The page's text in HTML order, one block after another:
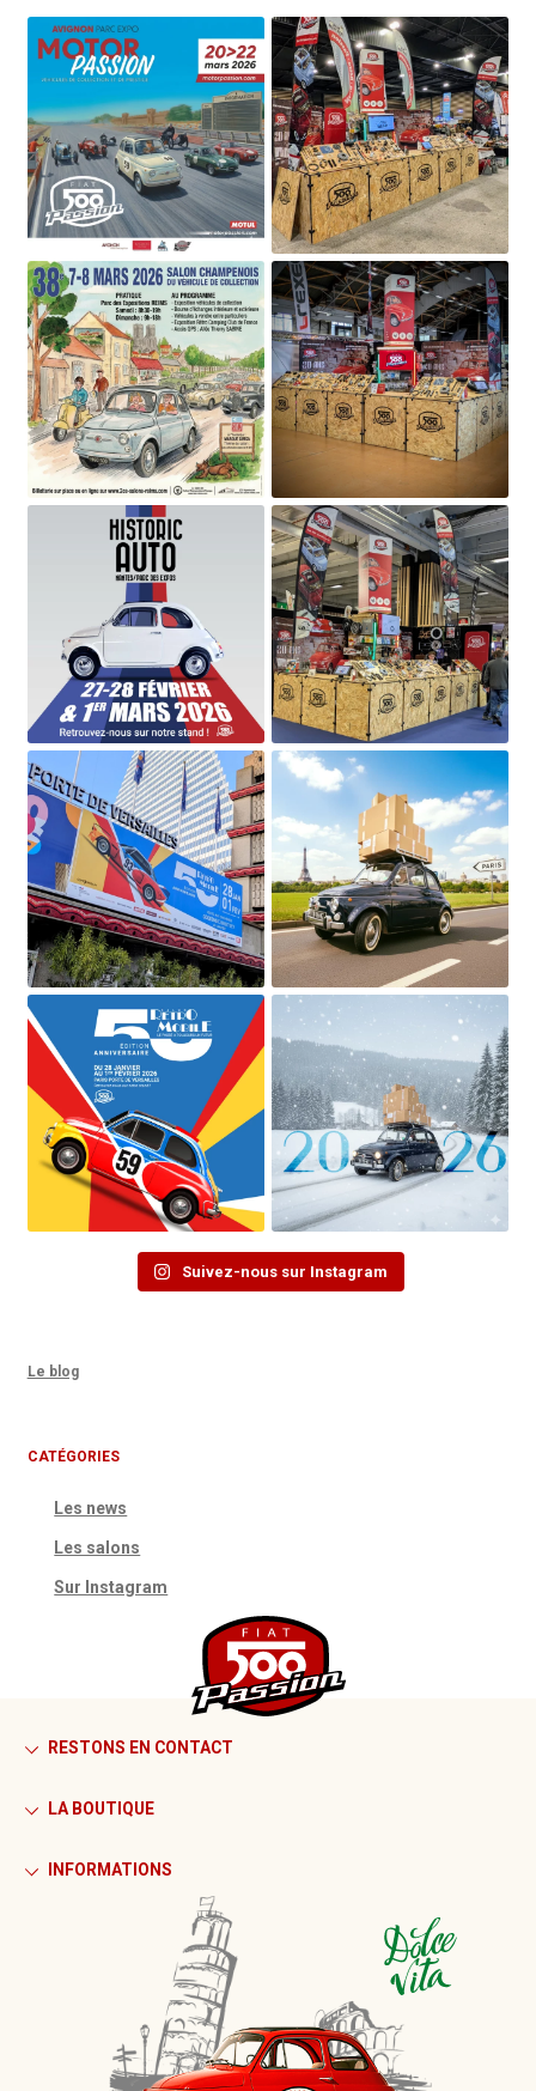
Suivez-nous sur Instagram
Le blog
CATÉGORIES
Les news
Les salons
Sur Instagram
RESTONS EN CONTACT
LA BOUTIQUE
INFORMATIONS